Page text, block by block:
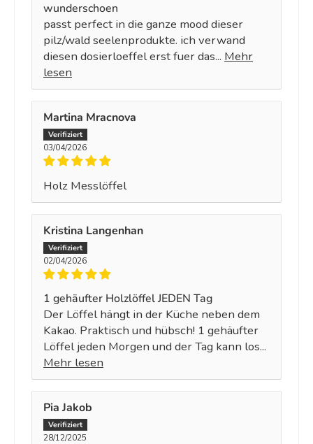
wunderschoen
passt perfect in die ganze mood dieser
pilz/wald seelenprodukte. ich verwand
diesen dosierloeffel erst fuer das... Mehr
lesen
Martina Mracnova
03/04/2026
Holz Messlöffel
Kristina Langenhan
02/04/2026
1 gehäufter Holzlöffel JEDEN Tag
Der Löffel hängt in der Küche neben dem
Kakao. Praktisch und hübsch! 1 gehäufter
Löffel jeden Morgen und der Tag kann los...
Mehr lesen
Pia Jakob
28/12/2025